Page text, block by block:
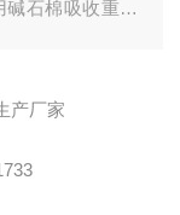
石棉吸收重量
产厂家